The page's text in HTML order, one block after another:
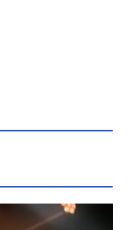
アルマは何でも
習機能と行動力
ちを振り回しな
ん広げていく。
い放送形態TVア
14日（日）TOK
ズメ：M・A・O